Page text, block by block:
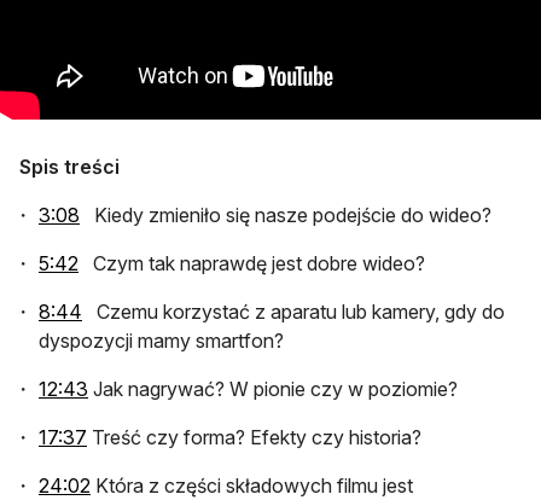
Spis treści
3:08 otwiera się w nowej karcie
Kiedy zmieniło się nasze podejście do wideo?
5:42 otwiera się w nowej karcie
Czym tak naprawdę jest dobre wideo?
8:44 otwiera się w nowej karcie
Czemu korzystać z aparatu lub kamery, gdy do
dyspozycji mamy smartfon?
12:43 otwiera się w nowej karcie
Jak nagrywać? W pionie czy w poziomie?
17:37 otwiera się w nowej karcie
Treść czy forma? Efekty czy historia?
24:02 otwiera się w nowej karcie
Która z części składowych filmu jest